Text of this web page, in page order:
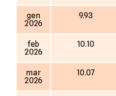
gen
2026
9.93
feb
2026
10.10
mar
2026
10.07